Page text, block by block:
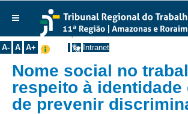
English
Português Español
A- A A+ Intranet
Institucional
Presidência
Corregedoria
Você está aqui:Início >> Notícias
Nome social no
respeito à identidade
de prevenir